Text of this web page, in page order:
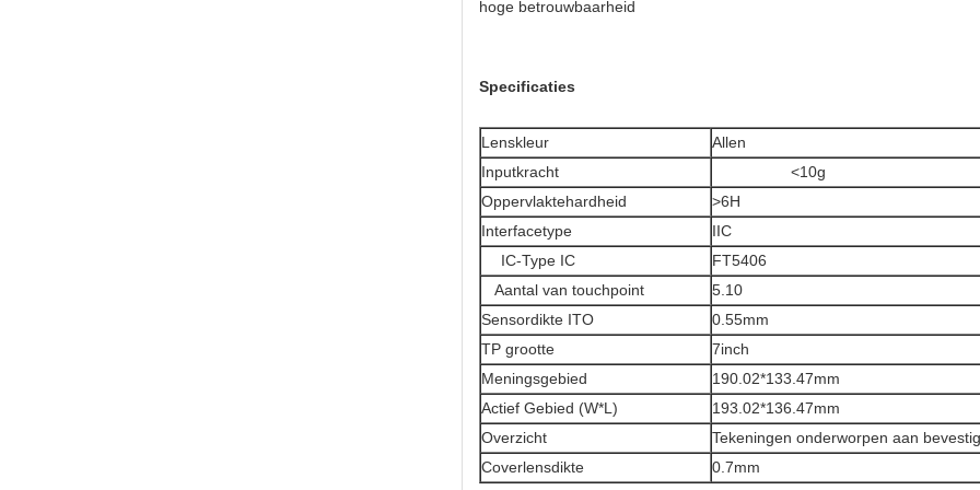
hoge betrouwbaarheid
Specificaties
Lenskleur
Allen
Inputkracht
<10g
Oppervlaktehardheid
>6H
Interfacetype
IIC
IC-Type IC
FT5406
Aantal van touchpoint
5.10
Sensordikte ITO
0.55mm
TP grootte
7inch
Meningsgebied
190.02*133.47mm
Actief Gebied (W*L)
193.02*136.47mm
Overzicht
Tekeningen onderworpen aan
Coverlensdikte
0.7mm